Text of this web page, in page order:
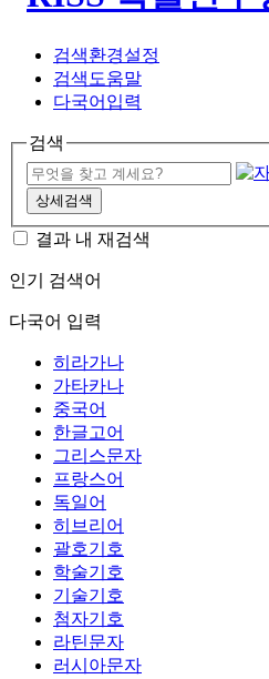
검색환경설정
검색도움말
다국어입력
검색
상세검색
결과 내 재검색
인기 검색어
다국어 입력
히라가나
가타카나
중국어
한글고어
그리스문자
프랑스어
독일어
히브리어
괄호기호
학술기호
기술기호
첨자기호
라틴문자
러시아문자